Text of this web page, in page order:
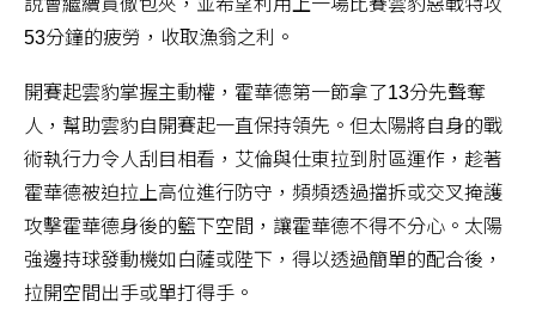
53分鐘的疲勞，收取漁翁之利。
開賽起雲豹掌握主動權，霍華德第一節拿了13分先聲奪
人，幫助雲豹自開賽起一直保持領先。但太陽將自身的戰
術執行力令人刮目相看，艾倫與仕東拉到肘區運作，趁著
霍華德被迫拉上高位進行防守，頻頻透過擋拆或交叉掩護
攻擊霍華德身後的籃下空間，讓霍華德不得不分心。太陽
強邊持球發動機如白薩或陛下，得以透過簡單的配合後，
拉開空間出手或單打得手。